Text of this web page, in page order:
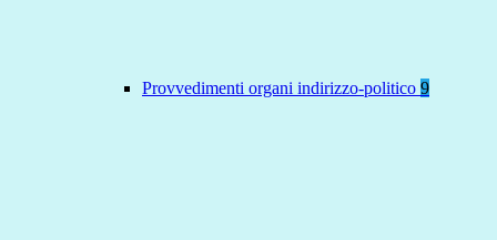
Provvedimenti organi indirizzo-politico 9